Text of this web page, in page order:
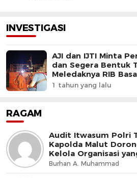
INVESTIGASI
AJI dan IJTI Minta
dan Segera Bentuk
Meledaknya RIB
1 tahun yang lalu
RAGAM
Audit Itwasum Polri
Kapolda Malut
Kelola Organisasi
Burhan A. Muhammad